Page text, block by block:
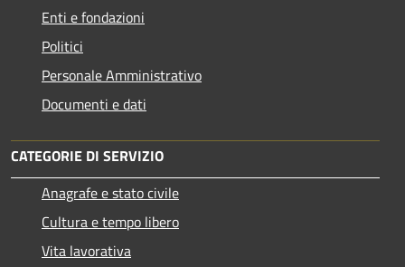
Enti e fondazioni
Politici
Personale Amministrativo
Documenti e dati
CATEGORIE DI SERVIZIO
Anagrafe e stato civile
Cultura e tempo libero
Vita lavorativa